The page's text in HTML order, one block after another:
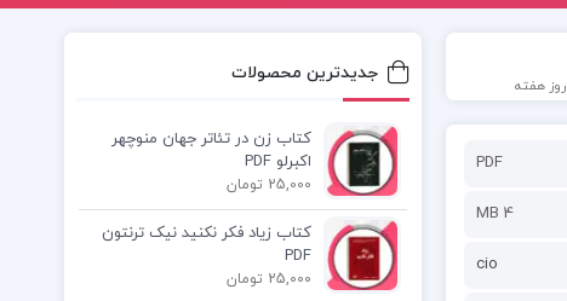
PDF
4 MB
cio
جدیدترین محصولات
کتاب زن در تئاتر جهان منوچهر
اکبرلو PDF
25,000 تومان
کتاب زیاد فکر نکنید نیک ترنتون
PDF
25,000 تومان